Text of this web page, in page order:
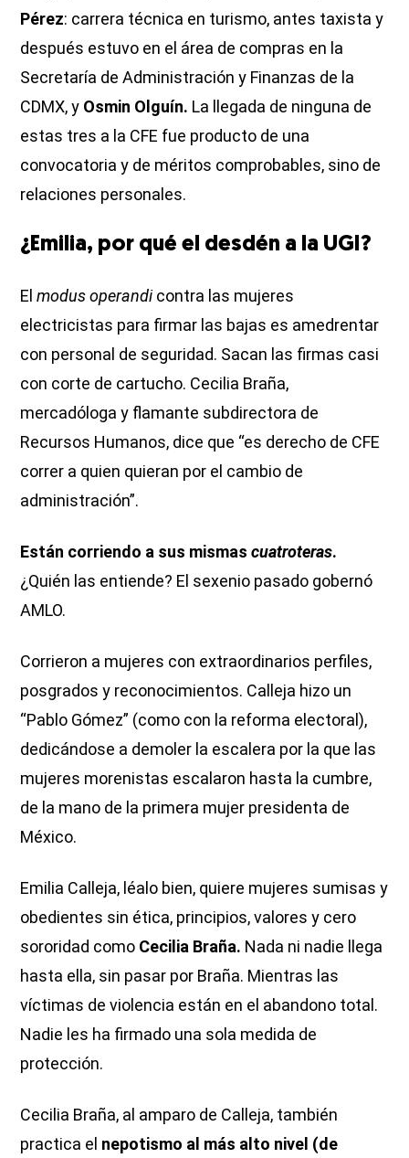
Pérez: carrera técnica en turismo, antes taxista y
después estuvo en el área de compras en la
Secretaría de Administración y Finanzas de la
CDMX, y Osmin Olguín. La llegada de ninguna de
estas tres a la CFE fue producto de una
convocatoria y de méritos comprobables, sino de
relaciones personales.
¿Emilia, por qué el desdén a la UGI?
Elmodus operandicontra las mujeres
electricistas para firmar las bajas es amedrentar
con personal de seguridad. Sacan las firmas casi
con corte de cartucho. Cecilia Braña,
mercadóloga y flamante subdirectora de
Recursos Humanos, dice que “es derecho de CFE
correr a quien quieran por el cambio de
administración”.
Están corriendo a sus mismas cuatroteras.
¿Quién las entiende? El sexenio pasado gobernó
AMLO.
Corrieron a mujeres con extraordinarios perfiles,
posgrados y reconocimientos. Calleja hizo un
“Pablo Gómez” (como con la reforma electoral),
dedicándose a demoler la escalera por la que las
mujeres morenistas escalaron hasta la cumbre,
de la mano de la primera mujer presidenta de
México.
Emilia Calleja, léalo bien, quiere mujeres sumisas y
obedientes sin ética, principios, valores y cero
sororidad como Cecilia Braña. Nada ni nadie llega
hasta ella, sin pasar por Braña. Mientras las
víctimas de violencia están en el abandono total.
Nadie les ha firmado una sola medida de
protección.
Cecilia Braña, al amparo de Calleja, también
practica el nepotismo al más alto nivel (de